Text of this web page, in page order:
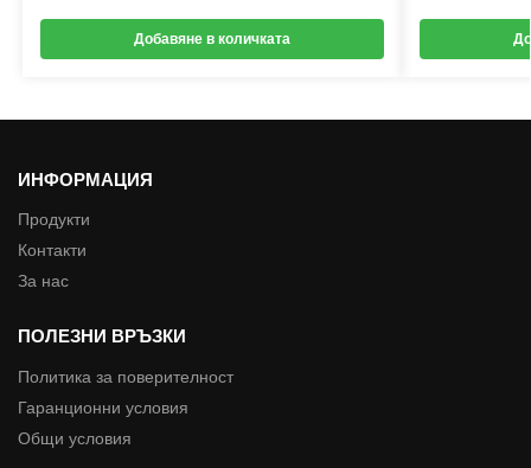
Добавяне в количката
ИНФОРМАЦИЯ
Продукти
Контакти
За нас
ПОЛЕЗНИ ВРЪЗКИ
Политика за поверителност
Гаранционни условия
Общи условия